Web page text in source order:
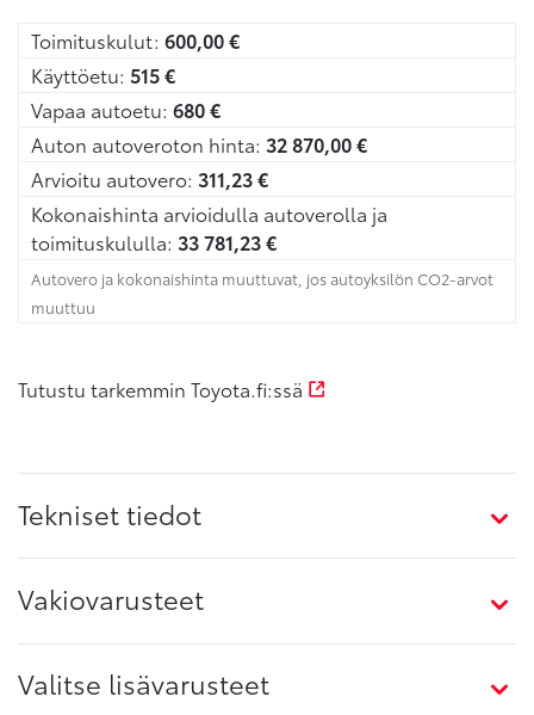
Toimituskulut: 600,00€
Käyttöetu: 515€
Vapaa autoetu: 680€
Auton autoveroton hinta: 32 870,00€
Arvioitu autovero: 311,23€
Kokonaishinta arvioidulla autoverolla ja
toimituskululla: 33 781,23€
Autovero ja kokonaishinta muuttuvat, jos autoyksilön CO2-arvot
muuttuu
Tutustu tarkemmin Toyota.fi:ssä
Tekniset tiedot
Vakiovarusteet
Valitse lisävarusteet